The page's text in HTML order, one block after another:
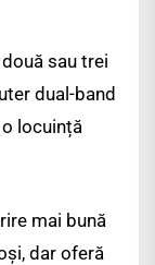
sau trei
dual-band
locuință
mai bună
dar oferă